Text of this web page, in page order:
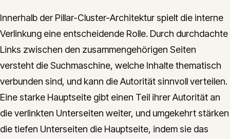
Innerhalb der Pillar-Cluster-Architektur spielt die interne
Verlinkung eine entscheidende Rolle. Durch durchdachte
Links zwischen den zusammengehörigen Seiten
versteht die Suchmaschine, welche Inhalte thematisch
verbunden sind, und kann die Autorität sinnvoll verteilen.
Eine starke Hauptseite gibt einen Teil ihrer Autorität an
die verlinkten Unterseiten weiter, und umgekehrt stärken
die tiefen Unterseiten die Hauptseite, indem sie das